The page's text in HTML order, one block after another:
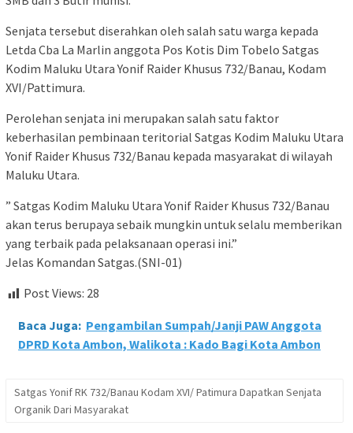
Senjata tersebut diserahkan oleh salah satu warga kepada
Letda Cba La Marlin anggota Pos Kotis Dim Tobelo Satgas
Kodim Maluku Utara Yonif Raider Khusus 732/Banau, Kodam
XVI/Pattimura.
Perolehan senjata ini merupakan salah satu faktor
keberhasilan pembinaan teritorial Satgas Kodim Maluku Utara
Yonif Raider Khusus 732/Banau kepada masyarakat di wilayah
Maluku Utara.
” Satgas Kodim Maluku Utara Yonif Raider Khusus 732/Banau
akan terus berupaya sebaik mungkin untuk selalu memberikan
yang terbaik pada pelaksanaan operasi ini.”
Jelas Komandan Satgas.(SNI-01)
Post Views: 28
Baca Juga: Pengambilan Sumpah/Janji PAW Anggota
DPRD Kota Ambon, Walikota : Kado Bagi Kota Ambon
Satgas Yonif RK 732/Banau Kodam XVI/ Patimura Dapatkan Senjata
Organik Dari Masyarakat